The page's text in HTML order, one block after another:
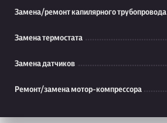
Замена/ремонт капилярного трубопровода
Замена термостата
Замена датчиков
Ремонт/замена мотор-компрессора